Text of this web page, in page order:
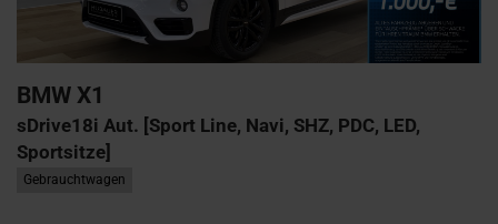
BMW X1
sDrive18i Aut. [Sport Line, Navi, SHZ, PDC, LED,
Sportsitze]
Gebrauchtwagen